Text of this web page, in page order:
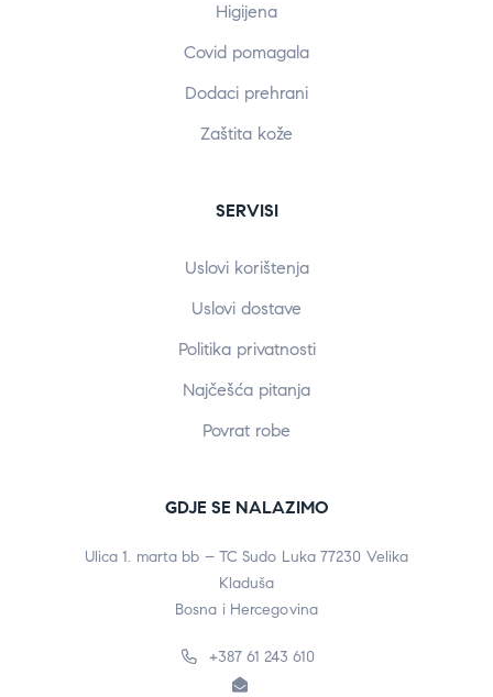
Higijena
Covid pomagala
Dodaci prehrani
Zaštita kože
SERVISI
Uslovi korištenja
Uslovi dostave
Politika privatnosti
Najčešća pitanja
Povrat robe
GDJE SE NALAZIMO
Ulica 1. marta bb – TC Sudo Luka 77230 Velika
Kladuša
Bosna i Hercegovina
+387 61 243 610